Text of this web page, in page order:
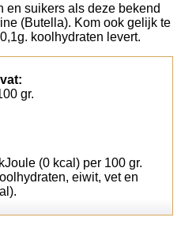
en suikers als deze bekend
(Butella). Kom ook gelijk te
koolhydraten levert.
gr.
(0 kcal) per 100 gr.
eiwit, vet en